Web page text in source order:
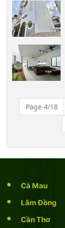
Page 4/18
Cà Mau
Lâm Đồng
Cần Thơ